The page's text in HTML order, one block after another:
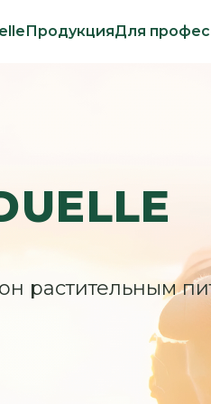
ПродукцияДля
растительным